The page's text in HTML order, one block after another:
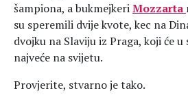
šampiona, a bukmejkeriMozzarta
su speremili dvije kvote, kec na
dvojku na Slaviju iz Praga, koji će
najveće na svijetu.
Provjerite, stvarno je tako.